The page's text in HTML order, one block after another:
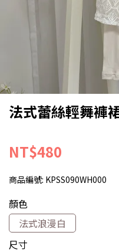
法式蕾絲輕舞褲
NT$480
商品編號: KPSS090WH000
顏色
法式浪漫白
尺寸